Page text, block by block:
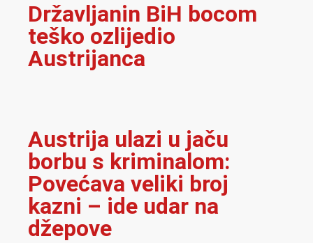
Državljanin BiH bocom
teško ozlijedio
Austrijanca
Austrija ulazi u jaču
borbu s kriminalom:
Povećava veliki broj
kazni – ide udar na
džepove